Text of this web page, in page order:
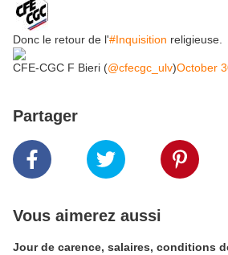
Donc le retour de l'#Inquisition religieuse.
CFE-CGC F Bieri (@cfecgc_ulv)October
Partager
Vous aimerez aussi
Jour de carence, salaires, conditions